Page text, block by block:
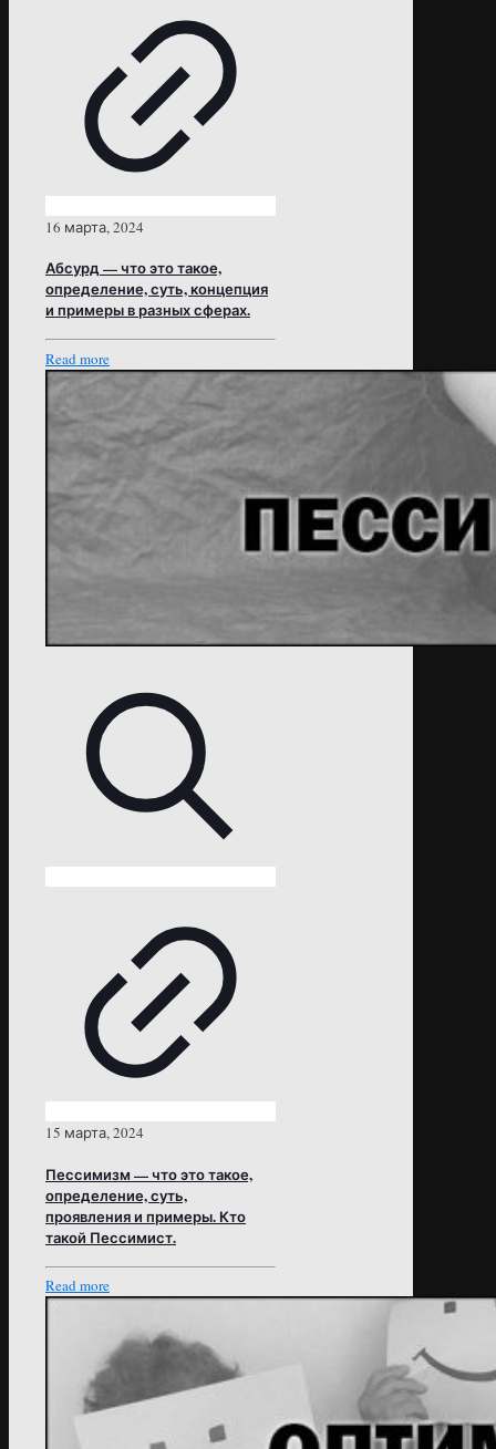
16 марта, 2024
Абсурд — что это такое,
определение, суть, концепция
и примеры в разных сферах.
Read more
15 марта, 2024
Пессимизм — что это такое,
определение, суть,
проявления и примеры. Кто
такой Пессимист.
Read more